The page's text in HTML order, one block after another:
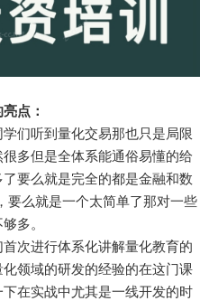
点：
们听到量化交易那也只是局限
多但是全体系能通俗易懂的给
要么就是完全的都是金融和数
么就是一个太简单了那对一些
多。
次进行体系化讲解量化教育的
领域的研发的经验的在这门课
在实战中尤其是一线开发的时